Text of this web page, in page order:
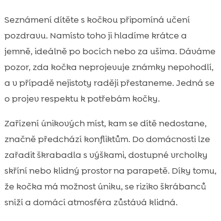
Seznámení dítěte s kočkou připomíná učení
pozdravu. Namísto toho ji hladíme krátce a
jemně, ideálně po bocích nebo za ušima. Dáváme
pozor, zda kočka neprojevuje známky nepohodlí,
a v případě nejistoty raději přestaneme. Jedná se
o projev respektu k potřebám kočky.
Zařízení únikových míst, kam se dítě nedostane,
značně předchází konfliktům. Do domácnosti lze
zařadit škrabadla s výškami, dostupné vrcholky
skříní nebo klidný prostor na parapetě. Díky tomu,
že kočka má možnost úniku, se riziko škrábanců
sníží a domácí atmosféra zůstává klidná.